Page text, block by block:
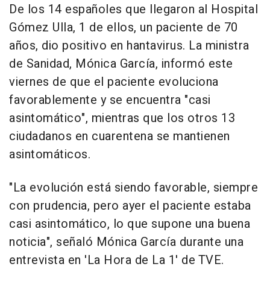
De los 14 españoles que llegaron al Hospital
Gómez Ulla, 1 de ellos, un paciente de 70
años, dio positivo en hantavirus. La ministra
de Sanidad, Mónica García, informó este
viernes de que el paciente evoluciona
favorablemente y se encuentra "casi
asintomático", mientras que los otros 13
ciudadanos en cuarentena se mantienen
asintomáticos.
"La evolución está siendo favorable, siempre
con prudencia, pero ayer el paciente estaba
casi asintomático, lo que supone una buena
noticia", señaló Mónica García durante una
entrevista en 'La Hora de La 1' de TVE.